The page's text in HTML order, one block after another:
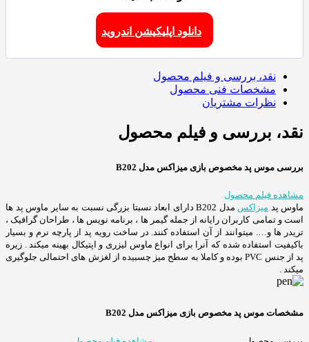
دانلود اپلیکیشن اندروید
نقد، بررسی و فیلم محصول
مشخصات فنی محصول
نظرات مشتریان
نقد، بررسی و فیلم محصول
بررسی موس پد مخصوص بازی میزاکس مدل B202
مشاهده فیلم محصول
ماوس پد میزاکس
مدل B202 دارای ابعاد نسبتا بزرگی نسبت به سایر ماوس پد ها
است و تمامی کاربران رایانه از جمله گیمر ها ، برنامه نویس ها ، طراحان گرافیک ،
تریدر ها و…. میتوانند از آن استفاده کنند. در ساخت رویه پد از پارچه نرم و بسیار
باکیفیت استفاده شده که آنرا برای انواع ماوس لیزری و اپتیکال بهینه میکند . زیره
پد از جنس PVC بوده و کاملا به سطح میز چسبیده از لغزش های احتمالی جلوگیری
میکند .
مشخصات موس پد مخصوص بازی میزاکس مدل B202